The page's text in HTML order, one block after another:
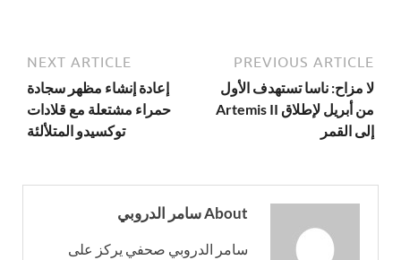
PREVIOUS ARTICLE
لا مزاح: ناسا تستهدف الأول
من أبريل لإطلاق Artemis II
إلى القمر
NEXT ARTICLE
إعادة إنشاء مظهر سجادة
حمراء مشتعلة مع قلادات
توكسيدو المتلألئة
About سامر الدروبي
سامر الدروبي صحفي يركز على